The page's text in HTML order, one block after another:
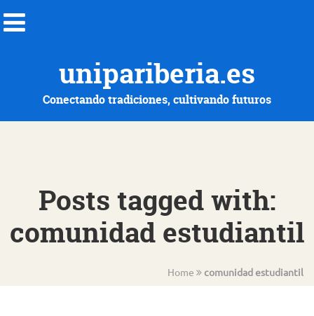
unipariberia.es
Conectando tradiciones, cultivando futuros
Posts tagged with:
comunidad estudiantil
Home comunidad estudiantil